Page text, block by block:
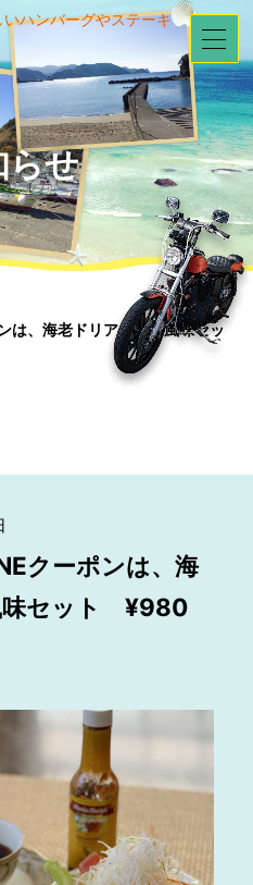
ハンバーグやステーキ
らせ
は、海老ドリアカレー風味セッ
クーポンは、海
味セット ¥980